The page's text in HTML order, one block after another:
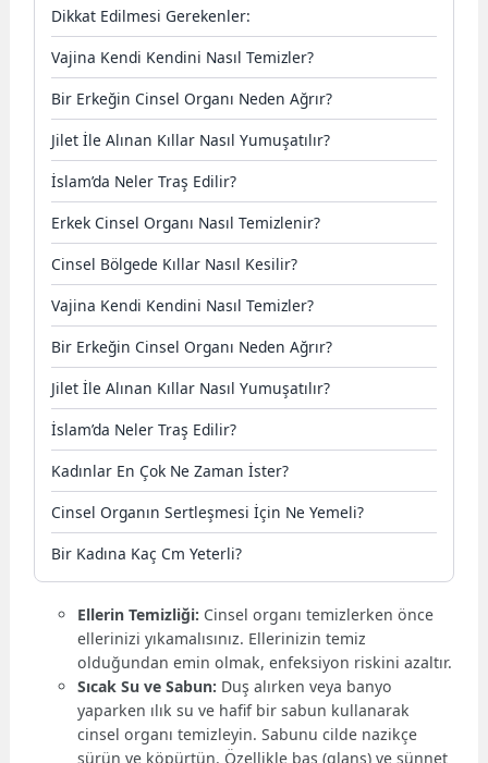
Dikkat Edilmesi Gerekenler:
Vajina Kendi Kendini Nasıl Temizler?
Bir Erkeğin Cinsel Organı Neden Ağrır?
Jilet İle Alınan Kıllar Nasıl Yumuşatılır?
İslam’da Neler Traş Edilir?
Erkek Cinsel Organı Nasıl Temizlenir?
Cinsel Bölgede Kıllar Nasıl Kesilir?
Vajina Kendi Kendini Nasıl Temizler?
Bir Erkeğin Cinsel Organı Neden Ağrır?
Jilet İle Alınan Kıllar Nasıl Yumuşatılır?
İslam’da Neler Traş Edilir?
Kadınlar En Çok Ne Zaman İster?
Cinsel Organın Sertleşmesi İçin Ne Yemeli?
Bir Kadına Kaç Cm Yeterli?
Ellerin Temizliği: Cinsel organı temizlerken önce
ellerinizi yıkamalısınız. Ellerinizin temiz
olduğundan emin olmak, enfeksiyon riskini azaltır.
Sıcak Su ve Sabun: Duş alırken veya banyo
yaparken ılık su ve hafif bir sabun kullanarak
cinsel organı temizleyin. Sabunu cilde nazikçe
sürün ve köpürtün. Özellikle baş (glans) ve sünnet